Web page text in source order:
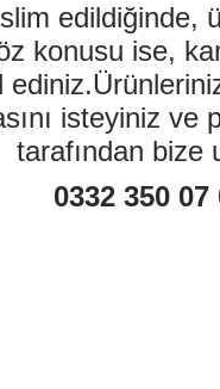
edildiğinde,
konusu ise,
isteyiniz ve
tarafından bize
0332 350 07